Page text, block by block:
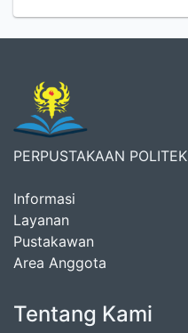
PERPUSTAKAAN
Informasi
Layanan
Pustakawan
Area Anggota
Tentang Kami